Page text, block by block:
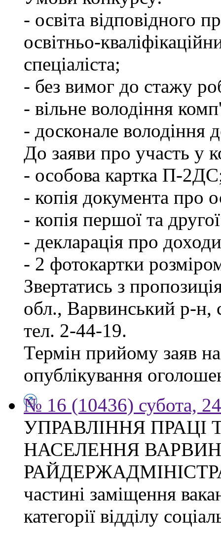
- освіта відповідного
освітньо-
спеціаліста;
- без вимог до стажу
- вільне володіння
- досконале
До заяви про участь у
- особова картка П-
- копія документа про
- копія першої та
- декларація про
- 2 фотокартки
Звертатись з
обл., Варвинський р-н,
тел. 2-44-19.
Термін прийому заяв
опублікування
№ 16 (10436) субота,
УПРАВЛІННЯ ПРАЦІ
НАСЕЛЕННЯ
частині заміщення
категорії відділу